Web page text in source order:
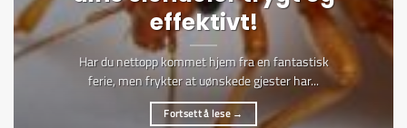
effektivt!
Har du nettopp kommet hjem fra en fantastisk
ferie, men frykter at uønskede gjester har...
Fortsett å lese →